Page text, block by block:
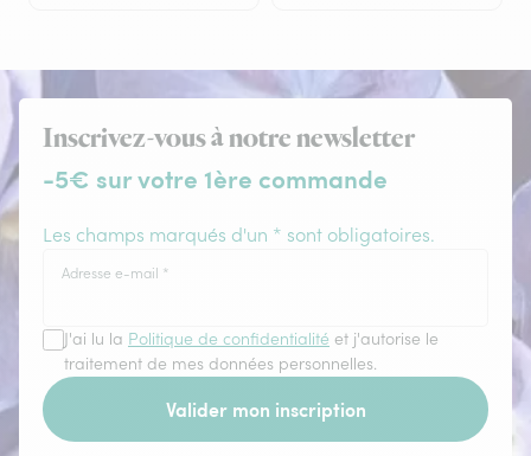
Inscrivez-vous à notre newsletter
-5€ sur votre 1ère commande
Les champs marqués d'un * sont obligatoires.
Adresse e-mail *
J'ai lu la Politique de confidentialité et j'autorise le
traitement de mes données personnelles.
Valider mon inscription